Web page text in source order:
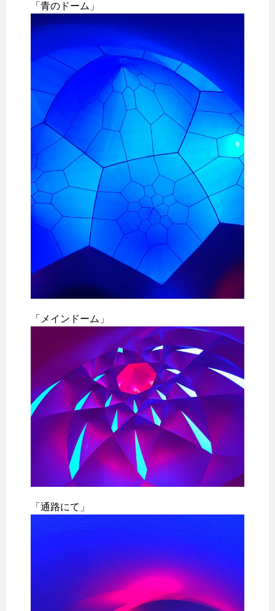
「青のドーム」
「メインドーム」
「通路にて」